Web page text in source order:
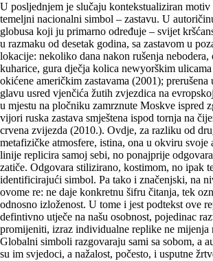
U posljednjem je slučaju kontekstualiziran
temeljni nacionalni simbol – zastavu. U
globusa koji ju primarno određuje – svijet
u razmaku od desetak godina, sa zastavom u
lokacije: nekoliko dana nakon rušenja nebodera,
kuharice, gura dječja kolica newyorškim
oki­ćene američkim zastavama (2001); prerušena
glavu usred vjenčića žutih zvjezdica na
u mjestu na pločniku zamrznute Moskve ispred
vijori ruska zastava smještena ispod tornja na
crvena zvijezda (2010.). Ovdje, za razliku od
metafizičke atmosfere, istina, ona u okviru svoje
linije replicira samoj sebi, no ponajprije
zatiče. Odgovara stilizirano, kostimom, no ipak
identificirajući simbol. Pa tako i značenjski, na
ovome re: ne daje konkretnu šifru čitanja, tek
odnosno izloženost. U tome i jest podtekst ove
defintivno utječe na našu osobnost, pojedinac
promijeniti, izraz individualne replike ne mijenja
Globalni simboli razgovaraju sami sa sobom, a
su im svjedoci, a nažalost, počesto, i usputne